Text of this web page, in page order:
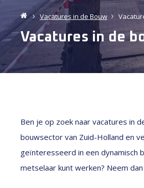
Vacatures in deBouw
Vacatures in de
Ben je op zoek naar vacatures in
bouwsector van Zuid-Holland en
geïnteresseerd in een dynamisch
metselaar kunt werken? Neem